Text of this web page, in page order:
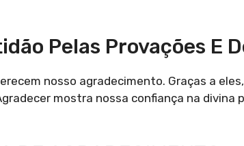
Pelas Provações E
nosso agradecimento. Graças a
mostra nossa confiança na divina